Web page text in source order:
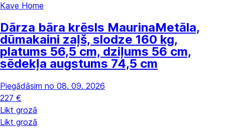
Kave Home
Dārza bāra krēsls MaurinaMetāla,
dūmakaini zaļš, slodze 160 kg,
platums 56,5 cm, dziļums 56 cm,
sēdekļa augstums 74,5 cm
Piegādāsim no 08. 09. 2026
227 €
Likt grozā
Likt grozā